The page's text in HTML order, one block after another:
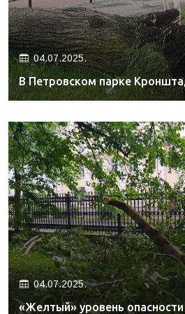
04.07.2025.
В Петровском парке
04.07.2025.
«Желтый» уровень